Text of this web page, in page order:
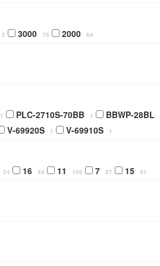
2 3000 76 2000 64
1 PLC-2710S-70BB 1 BBWP-28BL
V-69920S 1 V-69910S 1
24 16 44 11 106 7 87 15 41